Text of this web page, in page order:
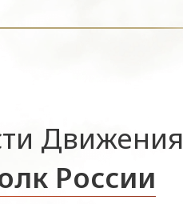
Движения
России